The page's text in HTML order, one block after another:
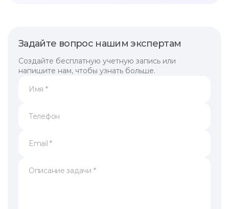
Задайте вопрос нашим экспертам
Создайте бесплатную учетную запись или
напишите нам, чтобы узнать больше.